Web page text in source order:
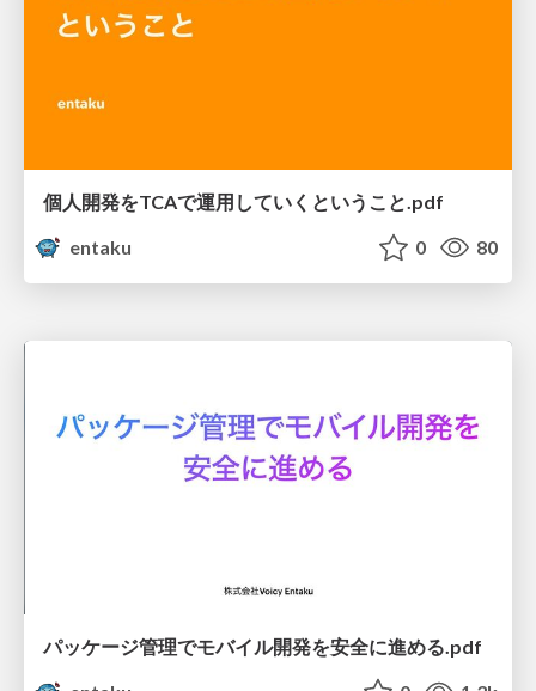
個人開発をTCAで運用していくということ.pdf
entaku
0 80
パッケージ管理でモバイル開発を安全に進める.pdf